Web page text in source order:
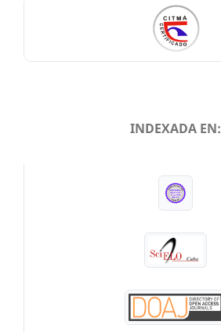
INDEXADA EN: